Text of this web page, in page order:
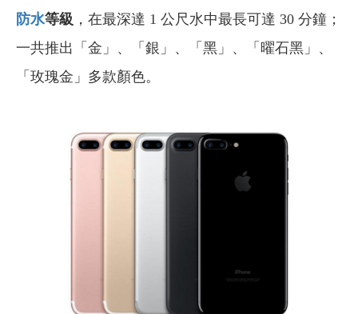
防水等級 ，在最深達 1 公尺水中最長可達 30 分鐘；
一共推出「金」、「銀」、「黑」、「曜石黑」、
「玫瑰金」多款顏色。